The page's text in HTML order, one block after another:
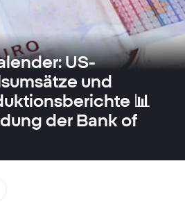
US-
und
📊
der Bank of